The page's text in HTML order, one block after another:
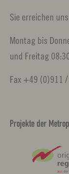
Sie erreichen
Montag bis
und Freitag
Fax +49 (0)911
Projekte der